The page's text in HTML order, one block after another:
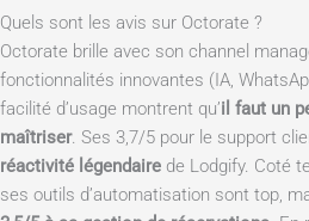
Quels sont les avis sur Octorate ?
Octorate brille avec son channel
fonctionnalités innovantes (IA,
facilité d’usage montrent qu’il faut un
maîtriser. Ses 3,7/5 pour le support
réactivité légendaire de Lodgify. Coté
ses outils d’automatisation sont top,